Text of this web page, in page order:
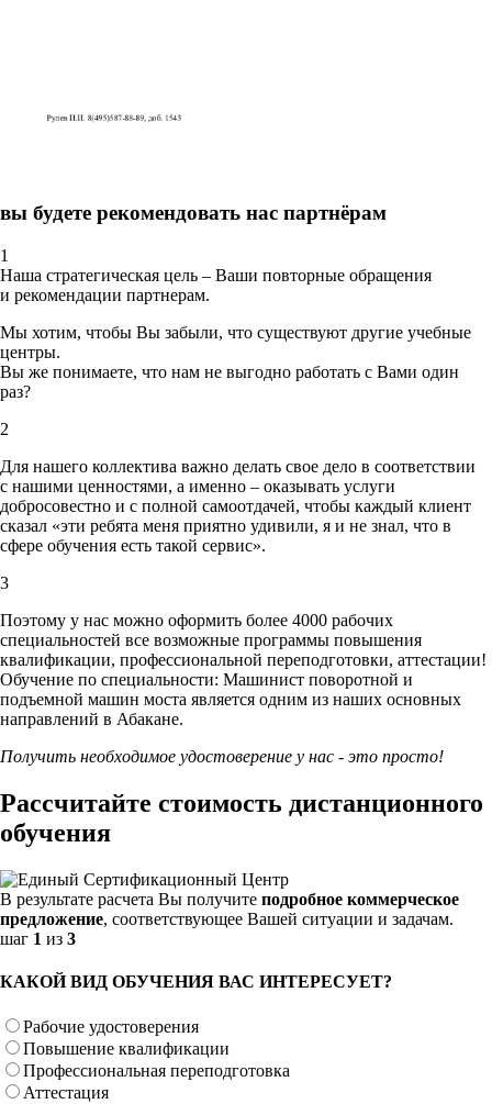
вы будете рекомендовать нас партнёрам
1
Наша стратегическая цель – Ваши повторные обращения
и рекомендации партнерам.
Мы хотим, чтобы Вы забыли, что существуют другие учебные
центры.
Вы же понимаете, что нам не выгодно работать с Вами один
раз?
2
Для нашего коллектива важно делать свое дело в соответствии
с нашими ценностями, а именно – оказывать услуги
добросовестно и с полной самоотдачей, чтобы каждый клиент
сказал «эти ребята меня приятно удивили, я и не знал, что в
сфере обучения есть такой сервис».
3
Поэтому у нас можно оформить более 4000 рабочих
специальностей все возможные программы повышения
квалификации, профессиональной переподготовки, аттестации!
Обучение по специальности: Машинист поворотной и
подъемной машин моста является одним из наших основных
направлений в Абакане.
Получить необходимое удостоверение у нас - это просто!
Рассчитайте стоимость дистанционного
обучения
В результате расчета Вы получите подробное коммерческое
предложение, соответствующее Вашей ситуации и задачам.
шаг 1 из 3
КАКОЙ ВИД ОБУЧЕНИЯ ВАС ИНТЕРЕСУЕТ?
Рабочие удостоверения
Повышение квалификации
Профессиональная переподготовка
Аттестация